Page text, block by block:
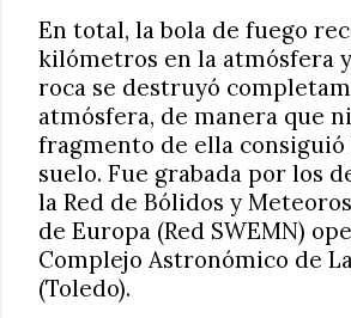
En total, la bola de fuego
kilómetros en la atmósfera
roca se destruyó
atmósfera, de manera que
fragmento de ella consiguió
suelo. Fue grabada por los
la Red de Bólidos y
de Europa (Red SWEMN)
Complejo Astronómico de
(Toledo).